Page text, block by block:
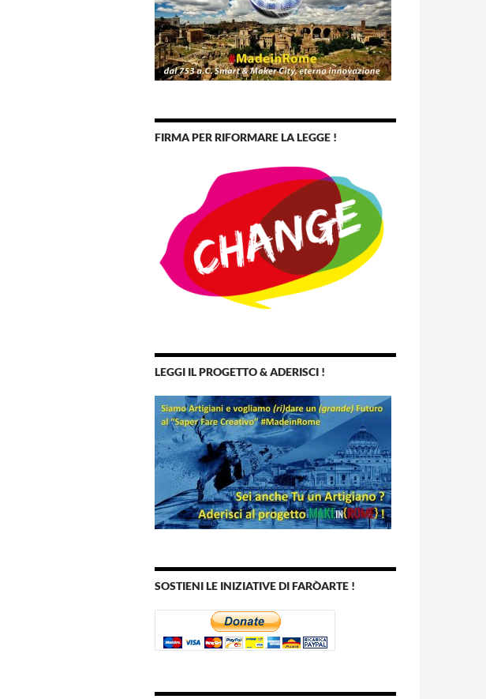
FIRMA PER RIFORMARE LA LEGGE !
LEGGI IL PROGETTO & ADERISCI !
SOSTIENI LE INIZIATIVE DI FARÒARTE !